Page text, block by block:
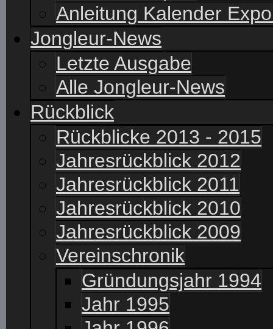
Anleitung Kalender
Jongleur-News
Letzte Ausgabe
Alle Jongleur-News
Rückblick
Rückblicke 2013 - 2015
Jahresrückblick 2012
Jahresrückblick 2011
Jahresrückblick 2010
Jahresrückblick 2009
Vereinschronik
Gründungsjahr 1994
Jahr 1995